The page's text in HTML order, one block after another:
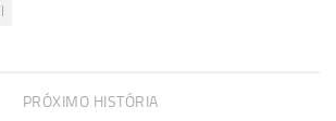
PRÓXIMO HISTÓRIA